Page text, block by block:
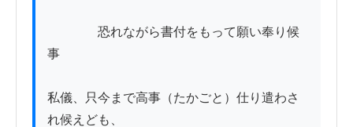
恐れながら書付をもって願い奉り候
事
私儀、只今まで高事（たかごと）仕り遣わさ
れ候えども、